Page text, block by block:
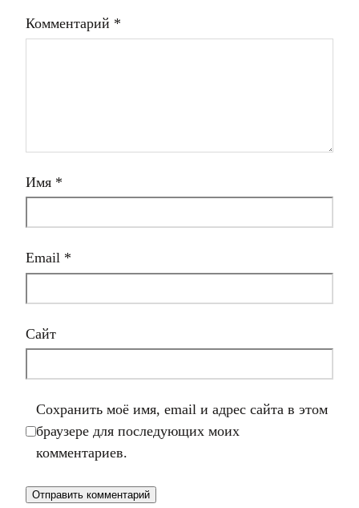
Комментарий *
Имя *
Email *
Сайт
Сохранить моё имя, email и адрес сайта в этом
браузере для последующих моих
комментариев.